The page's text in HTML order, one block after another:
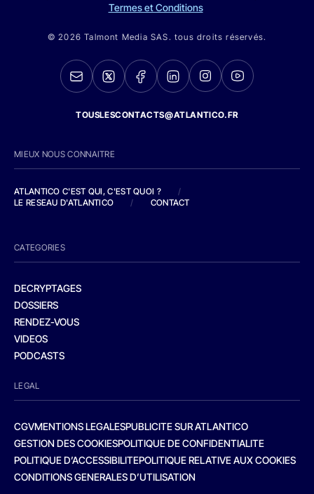
Termes et Conditions
© 2026 Talmont Media SAS. tous droits réservés.
TOUSLESCONTACTS@ATLANTICO.FR
MIEUX NOUS CONNAITRE
ATLANTICO C'EST QUI, C'EST QUOI ?
/
LE RESEAU D'ATLANTICO
/ CONTACT
CATEGORIES
DECRYPTAGES
DOSSIERS
RENDEZ-VOUS
VIDEOS
PODCASTS
LEGAL
CGVMENTIONS LEGALESPUBLICITE SUR ATLANTICO
GESTION DES COOKIESPOLITIQUE DE CONFIDENTIALITE
POLITIQUE D’ACCESSIBILITEPOLITIQUE RELATIVE AUX COOKIES
CONDITIONS GENERALES D’UTILISATION